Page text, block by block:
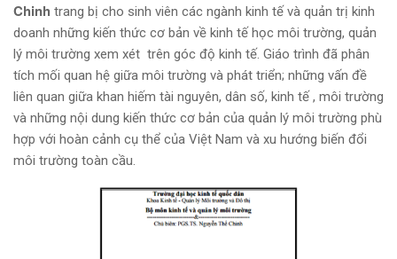
Chinh trang bị cho sinh viên các ngành kinh tế và quản trị kinh
doanh những kiến thức cơ bản về kinh tế học môi trường, quản
lý môi trường xem xét trên góc độ kinh tế. Giáo trình đã phân
tích mối quan hệ giữa môi trường và phát triển; những vấn đề
liên quan giữa khan hiếm tài nguyên, dân số, kinh tế , môi trường
và những nội dung kiến thức cơ bản của quản lý môi trường phù
hợp với hoàn cảnh cụ thể của Việt Nam và xu hướng biến đổi
môi trường toàn cầu.